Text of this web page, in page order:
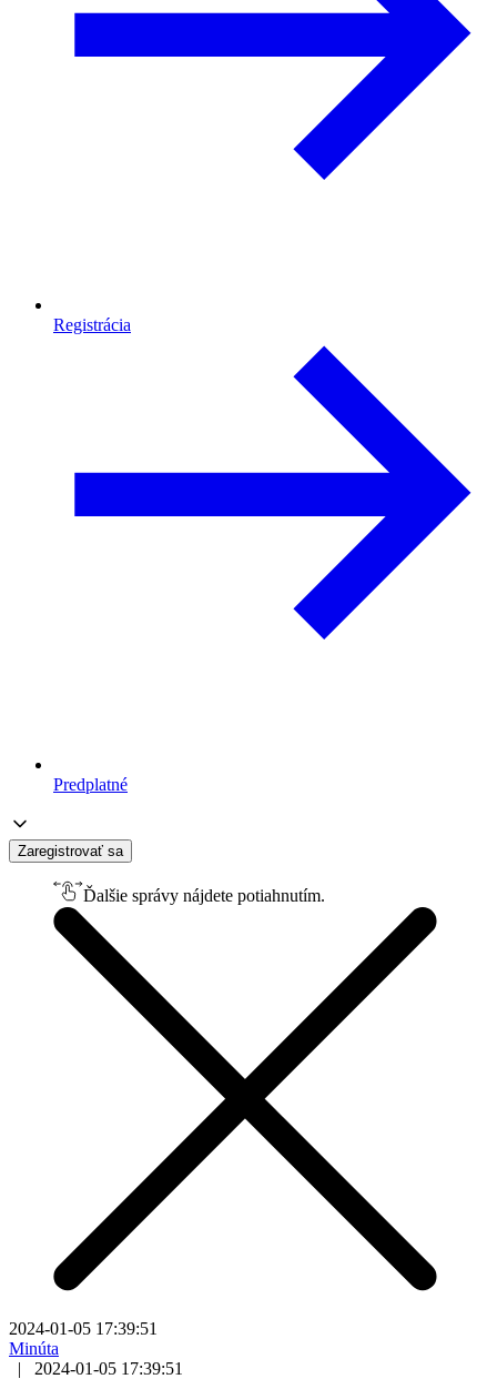
Registrácia
Predplatné
Zaregistrovať sa
Ďalšie správy nájdete potiahnutím.
2024-01-05 17:39:51
Minúta
|
2024-01-05 17:39:51